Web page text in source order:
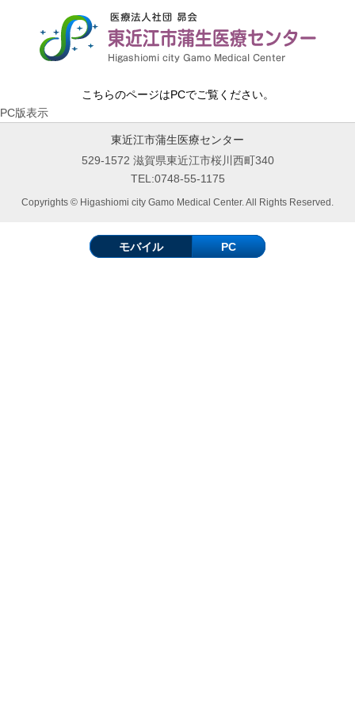
こちらのページはPCでご覧ください。
PC版表示
東近江市蒲生医療センター
529-1572 滋賀県東近江市桜川西町340
TEL:0748-55-1175
Copyrights © Higashiomi city Gamo Medical Center. All Rights Reserved.
モバイル PC